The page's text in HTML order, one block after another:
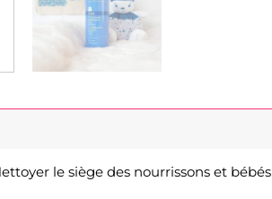
le siège des nourrissons et